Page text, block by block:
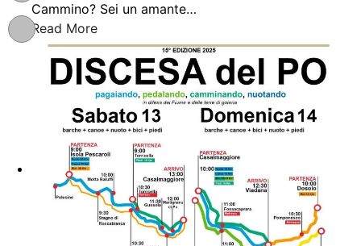
Cammino? Sei un amante…
Read More